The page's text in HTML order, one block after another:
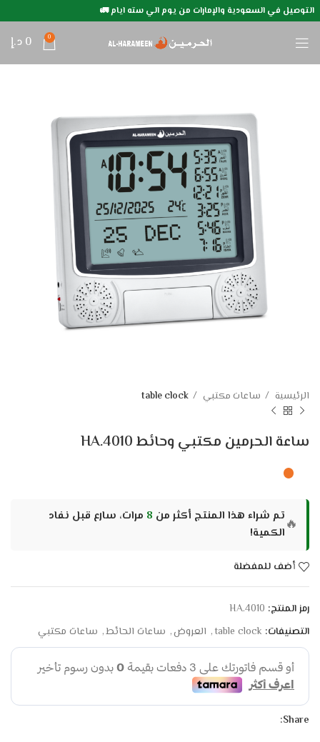
التوصيل في السعودية والإمارات من يوم الي سته ايام 🚛
0
0 د.إ
الرئيسية ساعات مكتبي table clock
ساعة الحرمين مكتبي وحائط HA.4010
🔥تم شراء هذا المنتج أكثر من 8 مرات، سارع قبل نفاد
الكمية!
أضف للمفضلة
رمز المنتج: HA.4010
التصنيفات: table clock
, العروض, ساعات الحائط, ساعات مكتبي
Share: